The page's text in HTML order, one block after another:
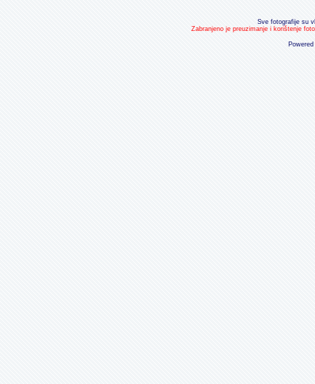
Sve fotografije su
Zabranjeno je preuzimanje i korištenje